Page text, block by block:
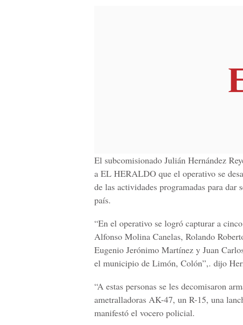
El subcomisionado Julián Hernández
a EL HERALDO que el operativo se
de las actividades programadas para
país.
“En el operativo se logró capturar a
Alfonso Molina Canelas, Rolando
Eugenio Jerónimo Martínez y Juan
el municipio de Limón, Colón”,. dijo
“A estas personas se les decomisaron
ametralladoras AK-47, un R-15, una
manifestó el vocero policial.